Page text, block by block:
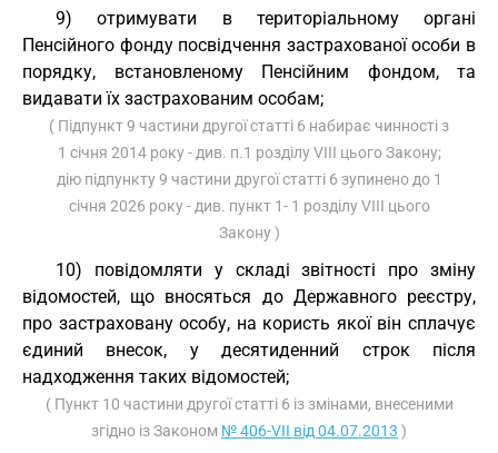
9) отримувати в територіальному органі
Пенсійного фонду посвідчення застрахованої особи в
порядку, встановленому Пенсійним фондом, та
видавати їх застрахованим особам;
( Підпункт 9 частини другої статті 6 набирає чинності з
1 січня 2014 року - див. п.1 розділу VIII цього Закону;
дію підпункту 9 частини другої статті 6 зупинено до 1
січня 2026 року - див. пункт 1- 1 розділу VIII цього
Закону )
10) повідомляти у складі звітності про зміну
відомостей, що вносяться до Державного реєстру,
про застраховану особу, на користь якої він сплачує
єдиний внесок, у десятиденний строк після
надходження таких відомостей;
( Пункт 10 частини другої статті 6 із змінами, внесеними
згідно із Законом № 406-VII від 04.07.2013 )